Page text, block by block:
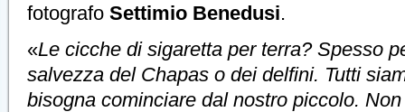
fotografo Settimio Benedusi.
«Le cicche di sigaretta per terra? Spesso
salvezza del Chapas o dei delfini. Tutti
bisogna cominciare dal nostro piccolo.